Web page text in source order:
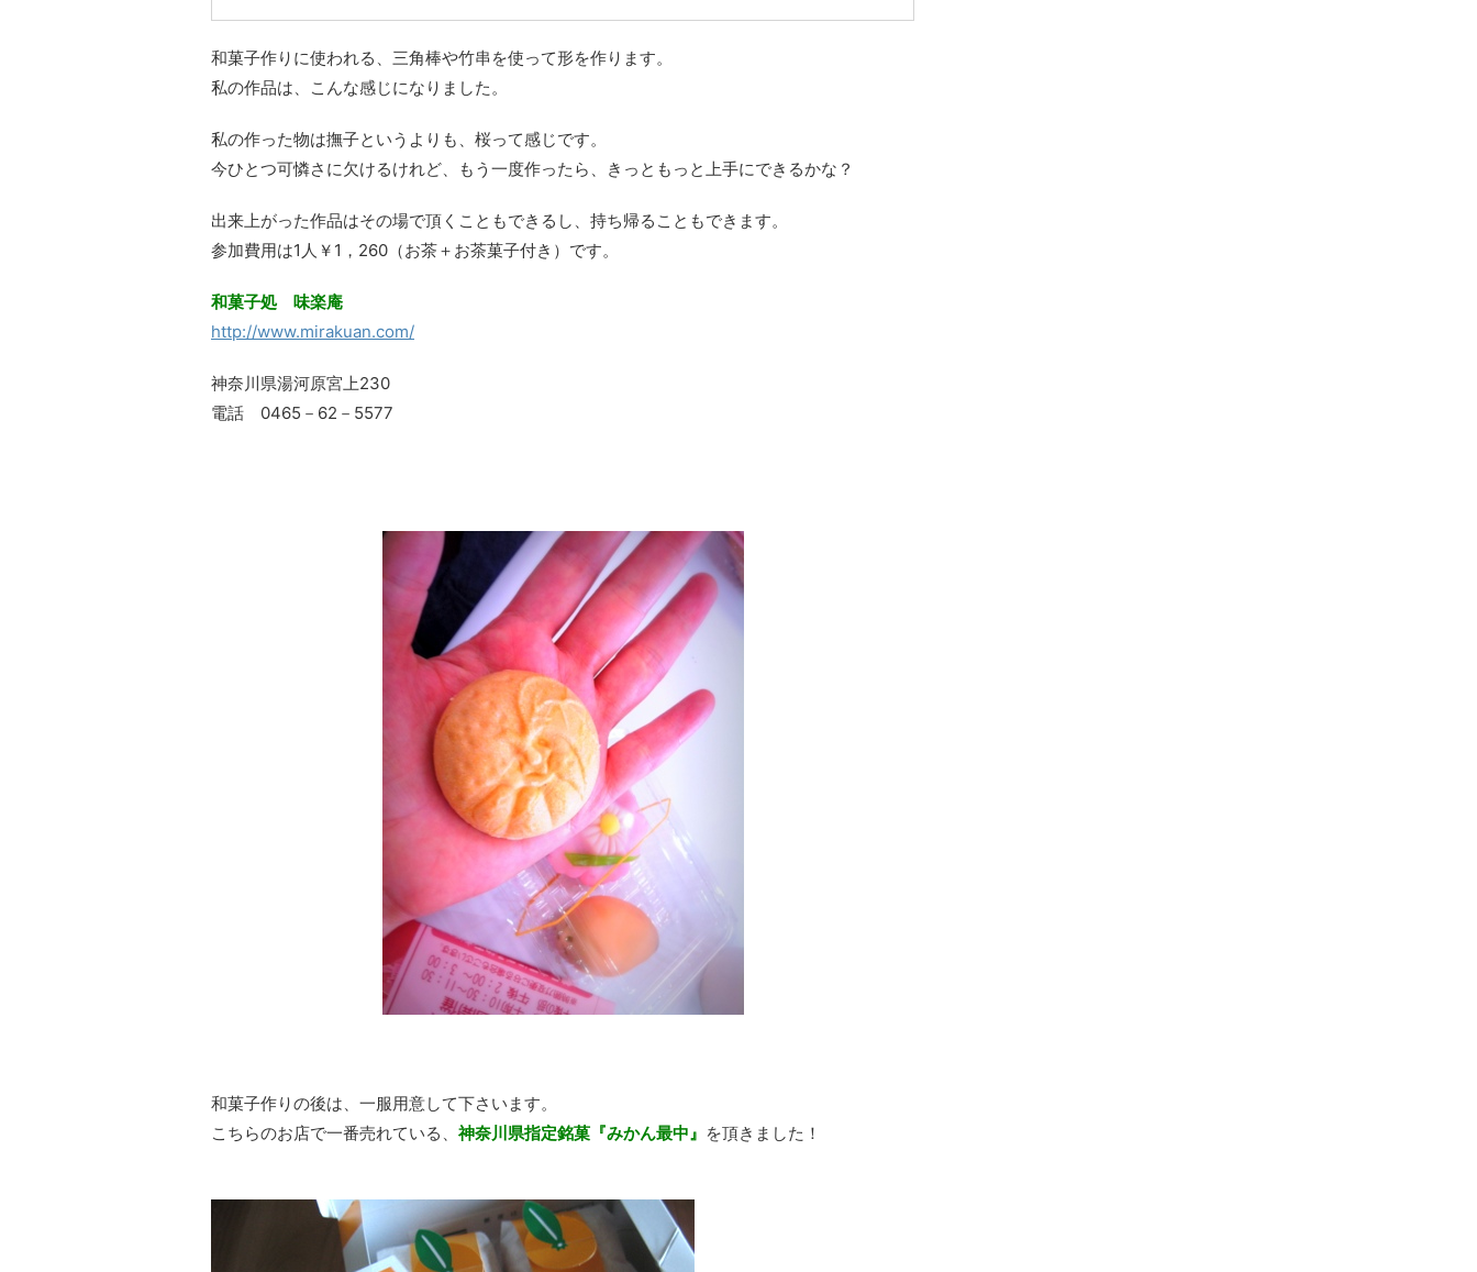
和菓子作りに使われる、三角棒や竹串を使って形を作ります。
私の作品は、こんな感じになりました。
私の作った物は撫子というよりも、桜って感じです。
今ひとつ可憐さに欠けるけれど、もう一度作ったら、きっともっと上手にできるかな？
出来上がった作品はその場で頂くこともできるし、持ち帰ることもできます。
参加費用は1人￥1，260（お茶＋お茶菓子付き）です。
和菓子処 味楽庵
http://www.mirakuan.com/
神奈川県湯河原宮上230
電話 0465－62－5577
和菓子作りの後は、一服用意して下さいます。
こちらのお店で一番売れている、 神奈川県指定銘菓『みかん最中』 を頂きました！